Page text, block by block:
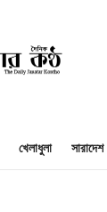
খেলাধুলা সারাদেশ